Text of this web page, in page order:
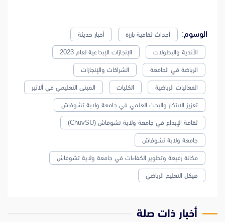
الوسوم: أحداث ثقافية بارزة أخبار حديثة
الأندية والبطولات الإنجازات الإبداعية لعام 2023
الرياضة في الجامعة الشراكات والإنجازات
الفعاليات الرياضية الكليات المبنى التعليمي في ألاتير
تعزيز الابتكار والبحث العلمي في جامعة ولاية تشوفاش
ثقافة الإبداع في جامعة ولاية تشوفاش (ChuvSU)
جامعة ولاية تشوفاش
مكانة رفيعة وتطوير الكفاءات في جامعة ولاية تشوفاش
هيكل التعليم الرياضي
‫أخبار ذات صلة